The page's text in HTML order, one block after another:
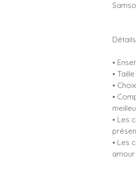
•
•
•
•
• Les
• Les
amour